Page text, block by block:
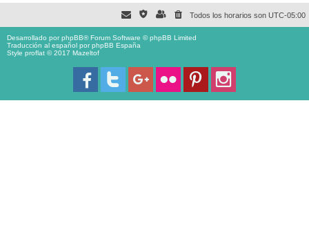
Todos los horarios son UTC-05:00
Desarrollado porphpBB® Forum Software © phpBB Limited
Traducción al español porphpBB España
Style proflat © 2017 Mazeltof